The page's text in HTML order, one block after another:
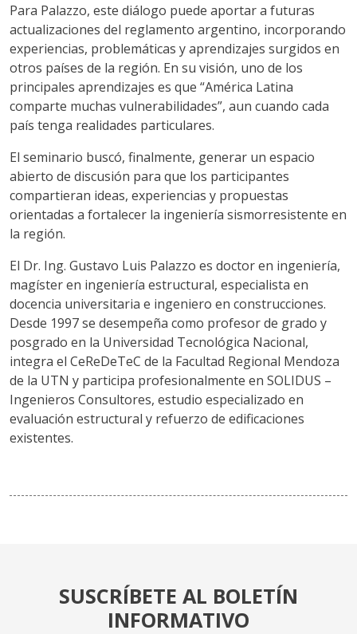
Para Palazzo, este diálogo puede aportar a futuras
actualizaciones del reglamento argentino, incorporando
experiencias, problemáticas y aprendizajes surgidos en
otros países de la región. En su visión, uno de los
principales aprendizajes es que “América Latina
comparte muchas vulnerabilidades”, aun cuando cada
país tenga realidades particulares.
El seminario buscó, finalmente, generar un espacio
abierto de discusión para que los participantes
compartieran ideas, experiencias y propuestas
orientadas a fortalecer la ingeniería sismorresistente en
la región.
El Dr. Ing. Gustavo Luis Palazzo es doctor en ingeniería,
magíster en ingeniería estructural, especialista en
docencia universitaria e ingeniero en construcciones.
Desde 1997 se desempeña como profesor de grado y
posgrado en la Universidad Tecnológica Nacional,
integra el CeReDeTeC de la Facultad Regional Mendoza
de la UTN y participa profesionalmente en SOLIDUS –
Ingenieros Consultores, estudio especializado en
evaluación estructural y refuerzo de edificaciones
existentes.
SUSCRÍBETE AL BOLETÍN
INFORMATIVO